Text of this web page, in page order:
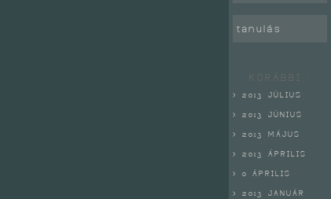
tanulás
KORÁBBI :
> 2013 JÚLIUS
> 2013 JÚNIUS
> 2013 MÁJUS
> 2013 ÁPRILIS
> 0 ÁPRILIS
> 2013 JANUÁR